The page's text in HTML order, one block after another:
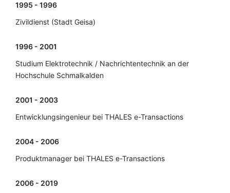
1995 - 1996
Zivildienst (Stadt Geisa)
1996 - 2001
Studium Elektrotechnik / Nachrichtentechnik an der
Hochschule Schmalkalden
2001 - 2003
Entwicklungsingenieur bei THALES e-Transactions
2004 - 2006
Produktmanager bei THALES e-Transactions
2006 - 2019